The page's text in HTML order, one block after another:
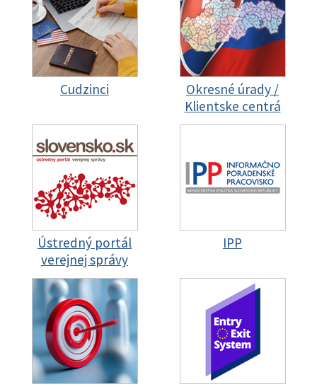
Cudzinci
Okresné úrady /
Klientske centrá
Ústredný portál
verejnej správy
IPP